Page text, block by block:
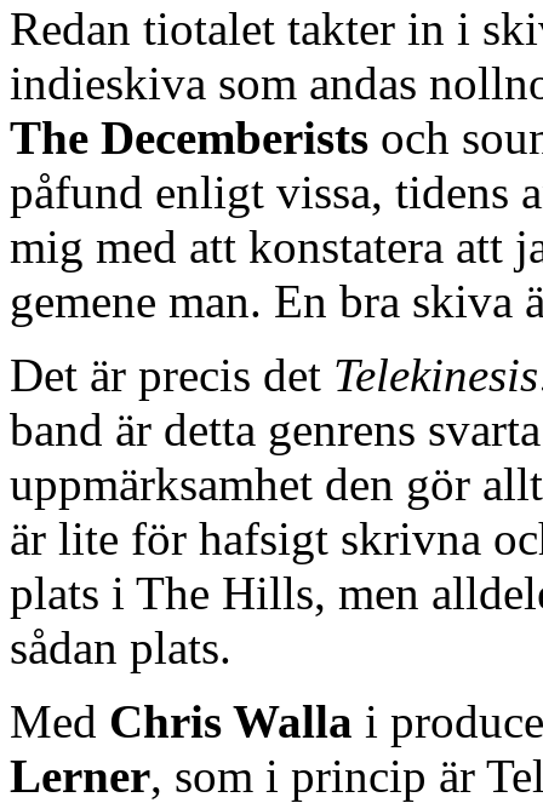
Redan tiotalet takter in i
indieskiva som andas
The Decemberists och
påfund enligt vissa, tidens
mig med att konstatera att
gemene man. En bra skiva
Det är precis det
band är detta genrens
uppmärksamhet den gör
är lite för hafsigt skrivna
plats i The Hills, men
sådan plats.
Med Chris Walla i
Lerner, som i princip är